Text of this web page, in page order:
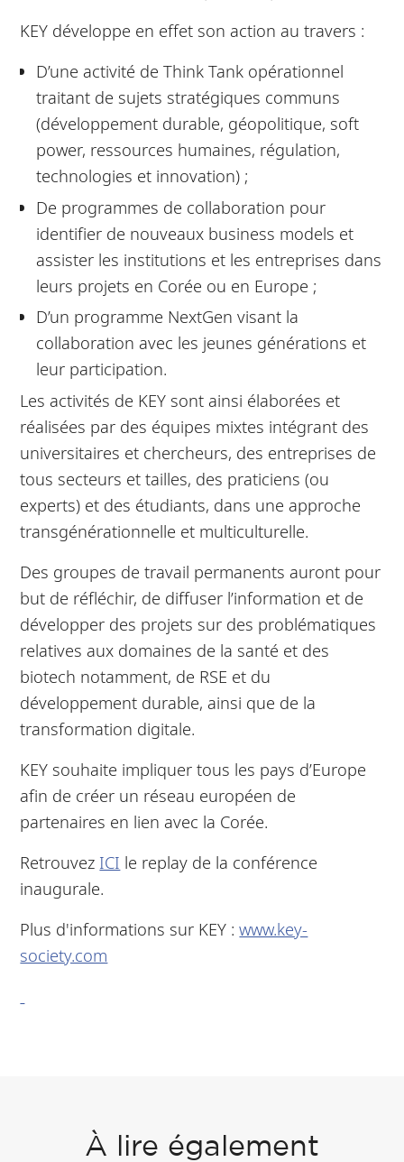
KEY développe en effet son action au travers :
D’une activité de Think Tank opérationnel
traitant de sujets stratégiques communs
(développement durable, géopolitique, soft
power, ressources humaines, régulation,
technologies et innovation) ;
De programmes de collaboration pour
identifier de nouveaux business models et
assister les institutions et les entreprises dans
leurs projets en Corée ou en Europe ;
D’un programme NextGen visant la
collaboration avec les jeunes générations et
leur participation.
Les activités de KEY sont ainsi élaborées et
réalisées par des équipes mixtes intégrant des
universitaires et chercheurs, des entreprises de
tous secteurs et tailles, des praticiens (ou
experts) et des étudiants, dans une approche
transgénérationnelle et multiculturelle.
Des groupes de travail permanents auront pour
but de réfléchir, de diffuser l’information et de
développer des projets sur des problématiques
relatives aux domaines de la santé et des
biotech notamment, de RSE et du
développement durable, ainsi que de la
transformation digitale.
KEY souhaite impliquer tous les pays d’Europe
afin de créer un réseau européen de
partenaires en lien avec la Corée.
Retrouvez ICI le replay de la conférence
inaugurale.
Plus d'informations sur KEY :www.key-
society.com
À lire également